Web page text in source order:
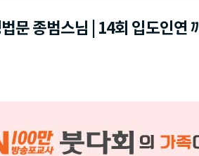
문 종범스님 | 14회 입도인연